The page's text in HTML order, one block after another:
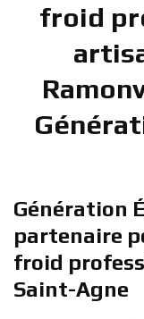
froid
Génération
partenaire
froid
Saint-Agne